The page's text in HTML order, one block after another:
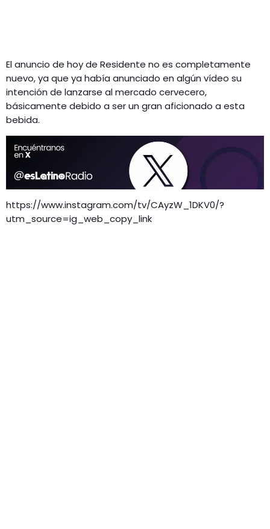
El anuncio de hoy de Residente no es completamente
nuevo, ya que ya había anunciado en algún vídeo su
intención de lanzarse al mercado cervecero,
básicamente debido a ser un gran aficionado a esta
bebida.
https://www.instagram.com/tv/CAyzW_1DKV0/?
utm_source=ig_web_copy_link